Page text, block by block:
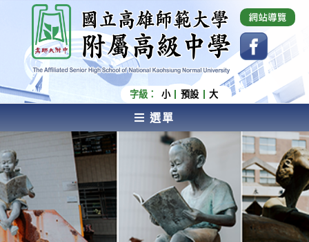
內
容
國立高雄師範大學附屬高級中學 Affiliated Senior
High School of National Kaohsiung Normal
University
字級： 小 預設 大
選單
AFFILIATED SENIOR HIGH SCHOOL OF NATIONAL
KAOHSIUNG NORMAL UNIVERSITY